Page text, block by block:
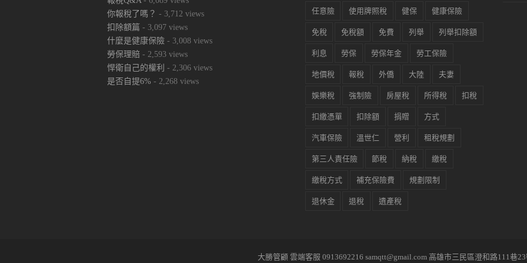
你報稅了嗎？ - 3,712 views
扣除額篇 - 3,097 views
什麼是健康保險 - 3,008 views
勞保理賠 - 2,593 views
悍衛自己的權利 - 2,306 views
是否自提6% - 2,268 views
任意險 使用牌照稅 健保 健康保險
免稅 免稅額 免費 列舉 列舉扣除額
利息 勞保 勞保年金 勞工保險
地價稅 報稅 外僑 大陸 夫妻
娛樂稅 強制險 房屋稅 所得稅 扣稅
扣繳憑單 扣除額 捐贈 方式
汽車保險 溫世仁 營利 租稅規劃
第三人責任險 節稅 納稅 繳稅
繳稅方式 補充保險費 規劃限制
退休金 退稅 遺產稅
大勝管顧 雲端客服 0913692216 samqtt@gmail.com 高雄市三民區澄和路111巷